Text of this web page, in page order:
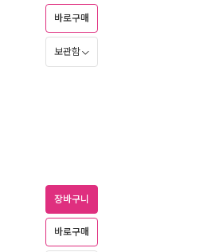
바로구매
보관함
장바구니
바로구매